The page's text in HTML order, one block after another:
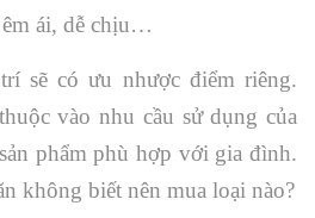
êm ái, dễ chịu…
sẽ có ưu nhược điểm riêng.
vào nhu cầu sử dụng của
phẩm phù hợp với gia đình.
không biết nên mua loại nào?